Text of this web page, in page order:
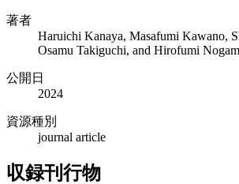
著者
Haruichi Kanaya, Masafumi Kawano,
Osamu Takiguchi, and Hirofumi
公開日
2024
資源種別
journal article
収録刊行物